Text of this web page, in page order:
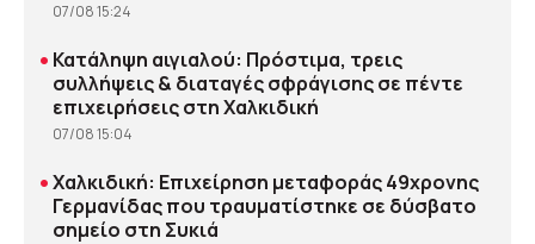
07/08 15:24
• Κατάληψη αιγιαλού: Πρόστιμα, τρεις
συλλήψεις & διαταγές σφράγισης σε πέντε
επιχειρήσεις στη Χαλκιδική
07/08 15:04
•Χαλκιδική: Επιχείρηση μεταφοράς 49χρονης
Γερμανίδας που τραυματίστηκε σε δύσβατο
σημείο στη Συκιά